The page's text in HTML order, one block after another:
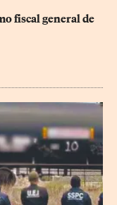
fiscal general de